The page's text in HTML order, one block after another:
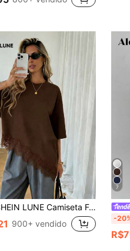
Camiseta Feminina Elegante Marrom Escuro com Renda e Patchwork, Top Sólido com Bainha Assimétrica para Outono, Uso Casual Versátil Diário, Top de Lazer para Festa do Chá na Primavera/Verão
900+ vendido
7
-